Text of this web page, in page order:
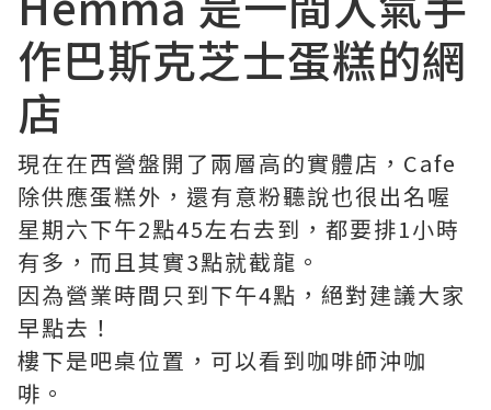
作巴斯克芝士蛋糕的網
店
現在在西營盤開了兩層高的實體店，Cafe
除供應蛋糕外，還有意粉聽說也很出名喔
星期六下午2點45左右去到，都要排1小時
有多，而且其實3點就截龍。
因為營業時間只到下午4點，絕對建議大家
早點去！
樓下是吧桌位置，可以看到咖啡師沖咖
啡。